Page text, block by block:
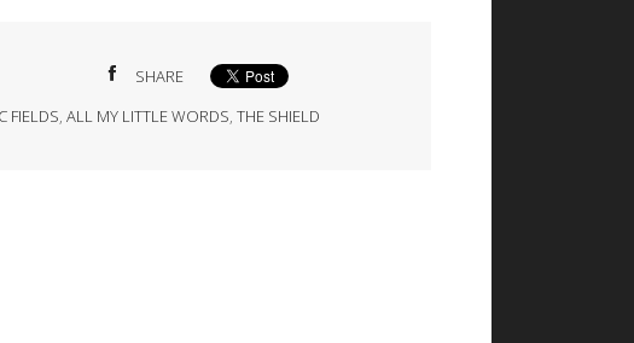
SHARE
FIELDS,ALL MY LITTLE WORDS,THE SHIELD